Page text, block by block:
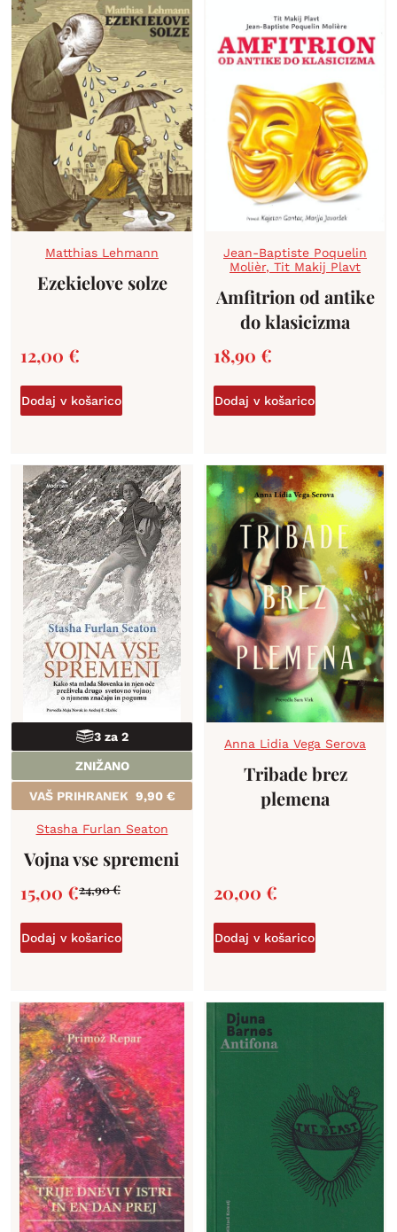
Matthias Lehmann
Ezekielove solze
12,00 €
Dodaj v košarico
Jean-Baptiste Poquelin
Molièr, Tit Makij Plavt
Amfitrion od antike
do klasicizma
18,90 €
Dodaj v košarico
3 za 2
ZNIŽANO
VAŠ PRIHRANEK 9,90 €
Stasha Furlan Seaton
Vojna vse spremeni
24,90€
15,00 €
Dodaj v košarico
Anna Lidia Vega Serova
Tribade brez
plemena
20,00 €
Dodaj v košarico